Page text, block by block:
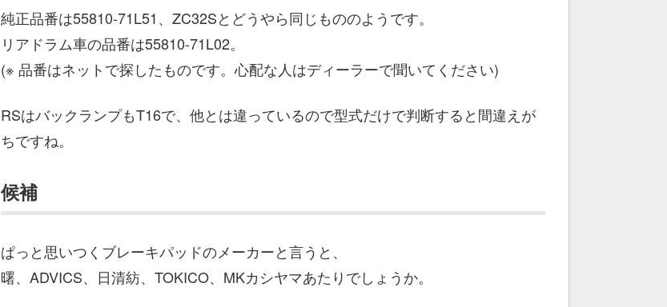
純正品番は55810-71L51、ZC32Sとどうやら同じもののようです。
リアドラム車の品番は55810-71L02。
(※ 品番はネットで探したものです。心配な人はディーラーで聞いてください)
RSはバックランプもT16で、他とは違っているので型式だけで判断すると間違えが
ちですね。
候補
ぱっと思いつくブレーキパッドのメーカーと言うと、
曙、ADVICS、日清紡、TOKICO、MKカシヤマあたりでしょうか。